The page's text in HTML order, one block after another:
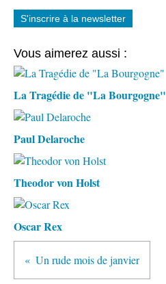
S'inscrire à la newsletter
Vous aimerez aussi :
La Tragédie de "La Bourgogne"
Paul Delaroche
Theodor von Holst
Oscar Rex
Un rude mois de janvier